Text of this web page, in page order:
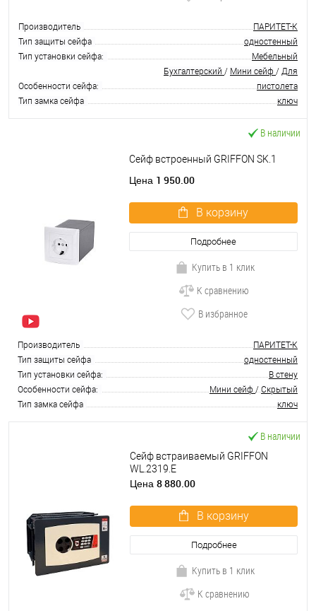
Производитель
ПАРИТЕТ-К
Тип защиты сейфа
одностенный
Тип установки сейфа:
Мебельный
Особенности сейфа:
Бухгалтерский / Мини сейф / Для
пистолета
Тип замка сейфа
ключ
В наличии
Сейф встроенный GRIFFON SK.1
Цена 1 950.00
В корзину
Подробнее
Купить в 1 клик
К сравнению
В избранное
Производитель
ПАРИТЕТ-К
Тип защиты сейфа
одностенный
Тип установки сейфа:
В стену
Особенности сейфа:
Мини сейф /Скрытый
Тип замка сейфа
ключ
В наличии
Сейф встраиваемый GRIFFON
WL.2319.E
Цена 8 880.00
В корзину
Подробнее
Купить в 1 клик
К сравнению